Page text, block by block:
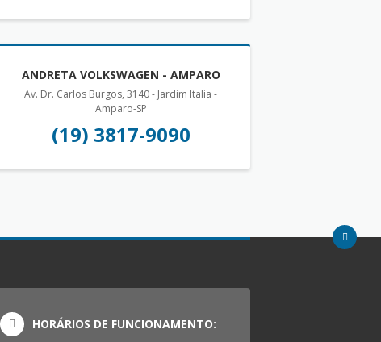
ANDRETA VOLKSWAGEN - AMPARO
Av. Dr. Carlos Burgos, 3140 - Jardim Italia -
Amparo-SP
(19) 3817-9090
HORÁRIOS DE FUNCIONAMENTO: